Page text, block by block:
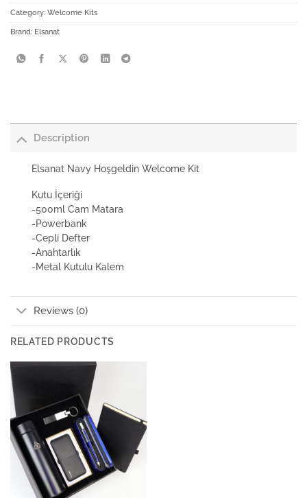
Category: Welcome Kits
Brand: Elsanat
Description
Elsanat Navy Hoşgeldin Welcome Kit
Kutu İçeriği
-500ml Cam Matara
-Powerbank
-Cepli Defter
-Anahtarlık
-Metal Kutulu Kalem
Reviews (0)
RELATED PRODUCTS